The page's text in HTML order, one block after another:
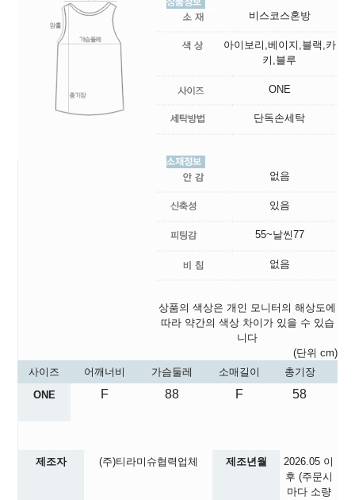
비스코스혼방
아이보리,베이지,블랙,카
키,블루
ONE
단독손세탁
없음
있음
55~날씬77
없음
상품의 색상은 개인 모니터의 해상도에
따라 약간의 색상 차이가 있을 수 있습
니다
(단위 cm)
사이즈
어깨너비 가슴둘레 소매길이
총기장
ONE
F 88 F 58
제조자 (주)티라미슈협력업체 제조년월 2026.05 이
후 (주문시
마다 소량